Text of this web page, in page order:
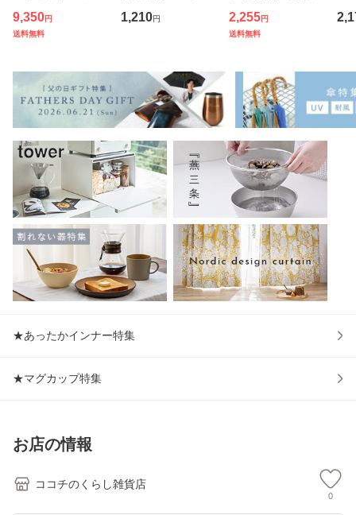
マ 疲労回復 メンズ
夏 半袖シャツ＋7
性 疲れ
9,350円
送料無料
り 小さめ アースカ
ラー スクエアプレ
り皿 ダイエットプ
レート
1,210円
ホルダー スリムス
タンドスライサー7
キャベツスライサ
ー 千
2,255円
送料無料
m
敷
ッ
★あったかインナー特集
★マグカップ特集
お店の情報
ココチのくらし雑貨店
0